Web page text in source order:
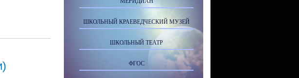
ШКОЛЬНЫЙ КРАЕВЕДЧЕСКИЙ МУЗЕЙ
ШКОЛЬНЫЙ ТЕАТР
ФГОС